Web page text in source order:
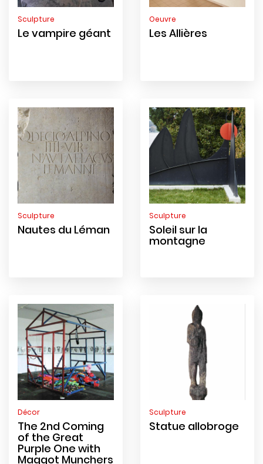
Sculpture
Le vampire géant
Oeuvre
Les Allières
Sculpture
Nautes du Léman
Sculpture
Soleil sur la
montagne
Décor
The 2nd Coming
of the Great
Purple One with
Maggot Munchers
Sculpture
Statue allobroge